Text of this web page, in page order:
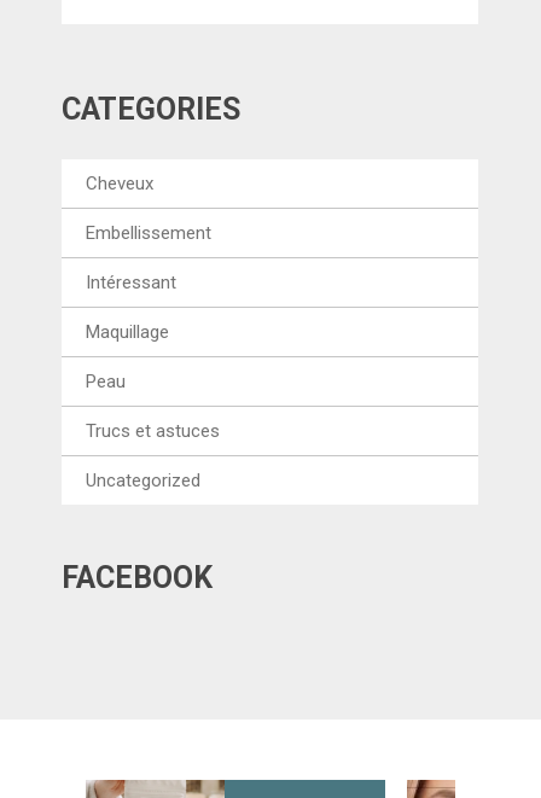
CATÉGORIES
Cheveux
Embellissement
Intéressant
Maquillage
Peau
Trucs et astuces
Uncategorized
FACEBOOK